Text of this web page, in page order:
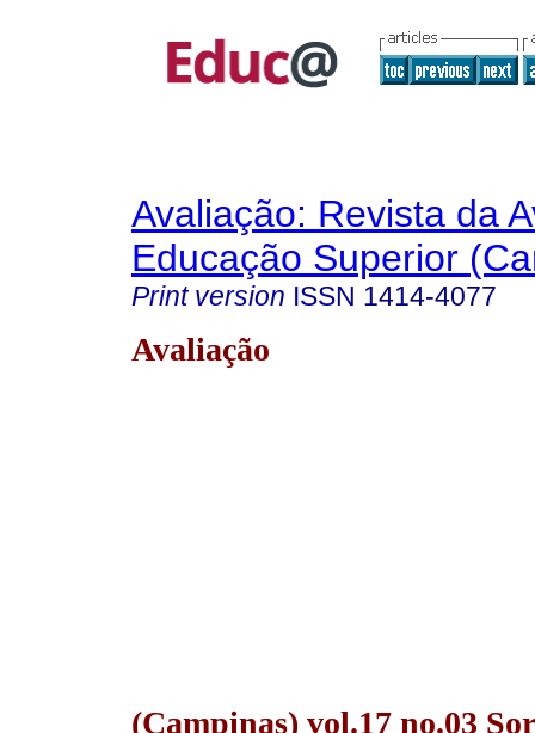
Avaliação: Revista da
Educação Superior
Print version ISSN 1414-4077
Avaliação
(Campinas) vol.17 no.03